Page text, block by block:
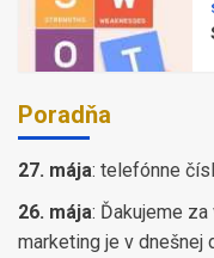
Poradňa
27. mája: telefónne
26. mája: Ďakujeme
marketing je v dnešnej